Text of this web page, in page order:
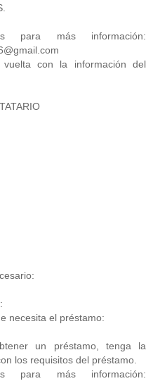
para más información:
con la información del
necesita el préstamo:
un préstamo, tenga la
los requisitos del préstamo.
para más información: